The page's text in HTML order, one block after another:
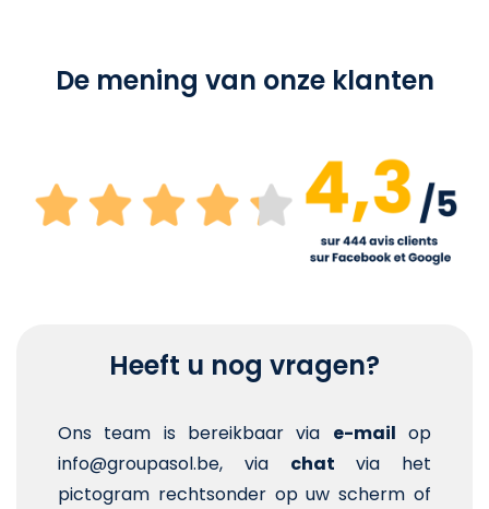
De mening van onze klanten
Heeft u nog vragen?
Ons team is bereikbaar via e-mail op
info@groupasol.be, via chat via het
pictogram rechtsonder op uw scherm of